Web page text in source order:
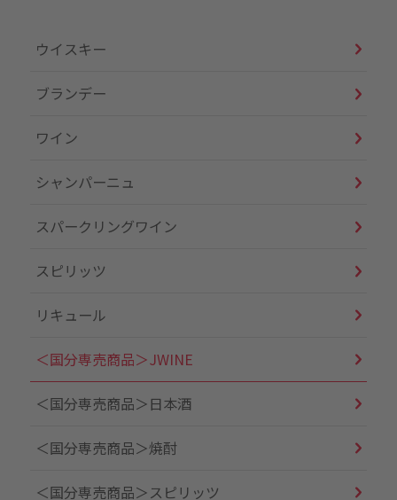
ウイスキー
ブランデー
ワイン
シャンパーニュ
スパークリングワイン
スピリッツ
リキュール
＜国分専売商品＞JWINE
＜国分専売商品＞日本酒
＜国分専売商品＞焼酎
＜国分専売商品＞スピリッツ